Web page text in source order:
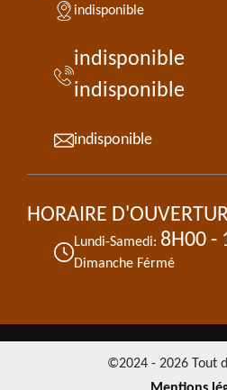
indisponible
indisponible
indisponible
indisponible
HORAIRE
Lundi-Samedi: 8H00 -
Dimanche Férmé
©2024 - 2026 Tout